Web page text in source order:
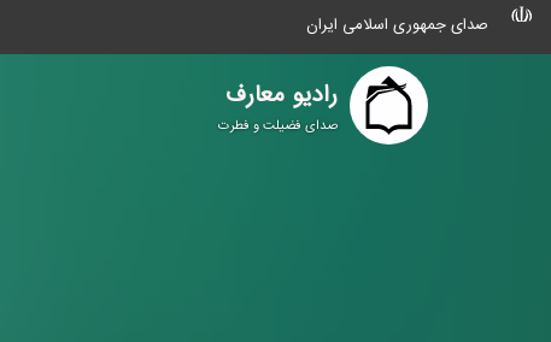
صدای جمهوری اسلامی ایران
رادیو معارف
صدای فضیلت و فطرت